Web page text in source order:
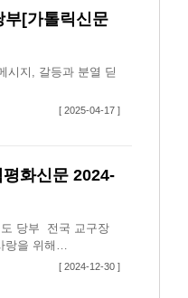
부[가톨릭신문
시지, 갈등과 분열 딛
[ 2025-04-17 ]
화신문 2024-
도 당부 전국 교구장
랑을 위해…
[ 2024-12-30 ]